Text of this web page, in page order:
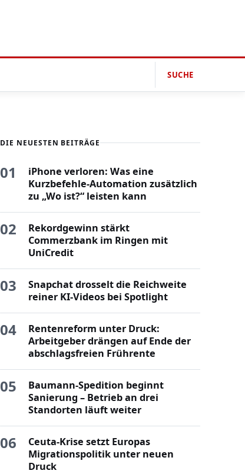
SUCHE
DIE NEUESTEN BEITRÄGE
01
iPhone verloren: Was eine
Kurzbefehle-Automation zusätzlich
zu „Wo ist?“ leisten kann
02
Rekordgewinn stärkt
Commerzbank im Ringen mit
UniCredit
03
Snapchat drosselt die Reichweite
reiner KI-Videos bei Spotlight
04
Rentenreform unter Druck:
Arbeitgeber drängen auf Ende der
abschlagsfreien Frührente
05
Baumann-Spedition beginnt
Sanierung – Betrieb an drei
Standorten läuft weiter
06
Ceuta-Krise setzt Europas
Migrationspolitik unter neuen
Druck